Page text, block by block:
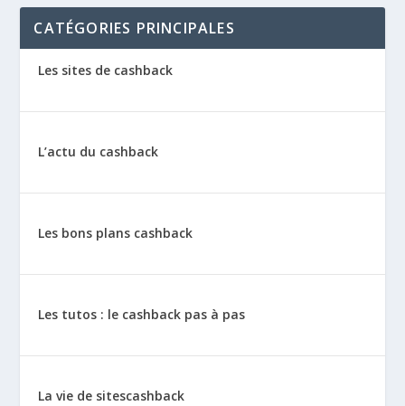
CATÉGORIES PRINCIPALES
Les sites de cashback
L’actu du cashback
Les bons plans cashback
Les tutos : le cashback pas à pas
La vie de sitescashback